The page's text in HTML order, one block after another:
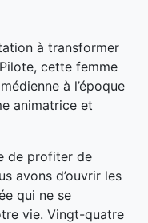
à transformer
cette femme
à l’époque
animatrice et
de profiter de
avons d’ouvrir les
qui ne se
vie. Vingt-quatre